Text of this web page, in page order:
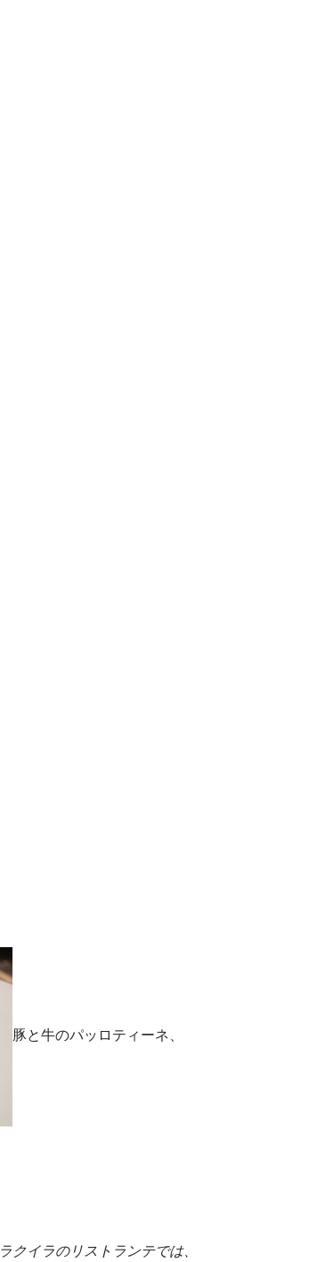
豚と牛のパッロティーネ、
ラクイラのリストランテでは、